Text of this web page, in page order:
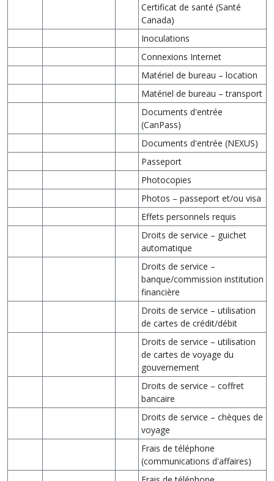
Certificat de santé (Santé
Canada)
Inoculations
Connexions Internet
Matériel de bureau – location
Matériel de bureau – transport
Documents d'entrée
(CanPass)
Documents d'entrée (NEXUS)
Passeport
Photocopies
Photos – passeport et/ou visa
Effets personnels requis
Droits de service – guichet
automatique
Droits de service –
banque/commission institution
financière
Droits de service – utilisation
de cartes de crédit/débit
Droits de service – utilisation
de cartes de voyage du
gouvernement
Droits de service – coffret
bancaire
Droits de service – chèques de
voyage
Frais de téléphone
(communications d'affaires)